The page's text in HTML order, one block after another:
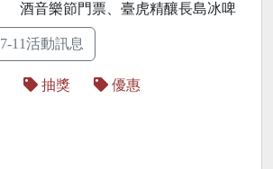
酒音樂節門票、臺虎精釀長島冰啤
7-11活動訊息
抽獎 優惠